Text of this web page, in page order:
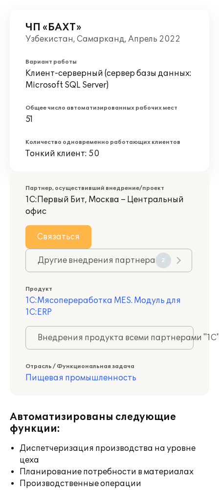
ЧП «БАХТ»
Узбекистан, Самарканд, Апрель 2022
Вариант работы
Клиент-серверный (сервер базы данных:
Microsoft SQL Server)
Общее число автоматизированных рабочих мест
51
Количество одновременно работающих клиентов
Тонкий клиент: 50
Партнер, осуществивший внедрение/проект
1С:Первый Бит, Москва – Центральный
офис
Связаться
Другие внедрения партнера 2
Продукт
1С:Мясопереработка MES. Модуль для
1С:ERP
Внедрения продукта всеми партнерами
Отрасль / Функциональная задача
Пищевая промышленность
Автоматизированы следующие
функции:
Диспетчеризация производства на уровне
цеха
Планирование потребности в материалах
Производственные операции